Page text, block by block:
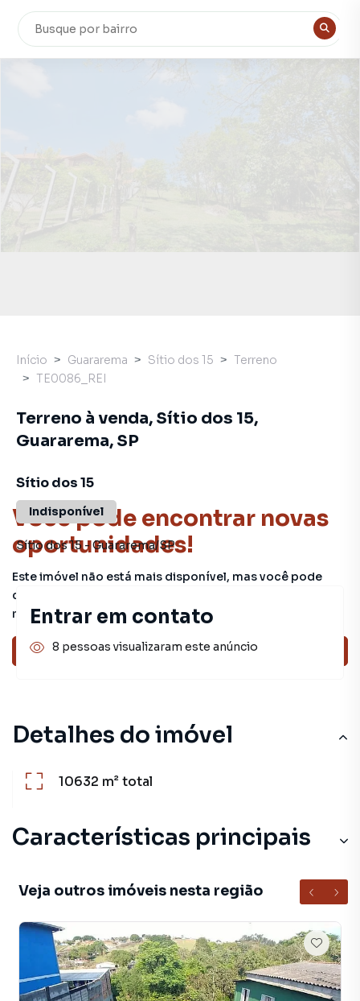
Você pode encontrar novas
oportunidades!
Este imóvel não está mais disponível, mas você pode
conferir outros em nosso site ou deixar seu contato para
receber mais informações.
Ver sugestões
Detalhes do imóvel
10632 m²total
Características principais
Veja outros imóveis nesta região
Início Guararema Sítio dos 15
Terreno
TE0086_REI
Terreno à venda, Sítio dos 15,
Guararema, SP
Sítio dos 15
Indisponível
Sítio dos 15-Guararema/SP
Entrar em contato
8 pessoas visualizaram este anúncio